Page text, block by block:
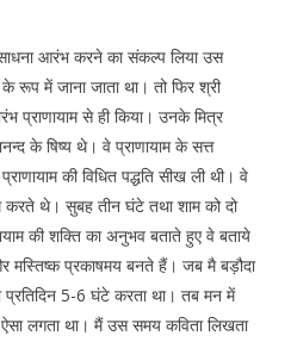
आरंभ करने का संकल्प लिया उस
के रूप में जाना जाता था। तो फिर श्री
प्राणायाम से ही किया। उनके मित्र
के षिष्य थे। वे प्राणायाम के सत्त
की विधित पद्धति सीख ली थी। वे
करते थे। सुबह तीन घंटे तथा शाम को दो
की शक्ति का अनुभव बताते हुए वे बताये
मस्तिष्क प्रकाषमय बनते हैं। जब मै बड़ौदा
प्रतिदिन 5-6 घंटे करता था। तब मन में
लगता था। मैं उस समय कविता लिखता